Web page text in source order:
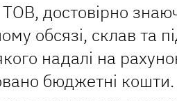
ТОВ, достовірно
обсязі, склав та
надалі на
бюджетні